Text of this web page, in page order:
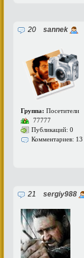
20 sannek
Группа: Посетители
77777
Публикаций: 0
Комментариев: 13
21 sergiy988